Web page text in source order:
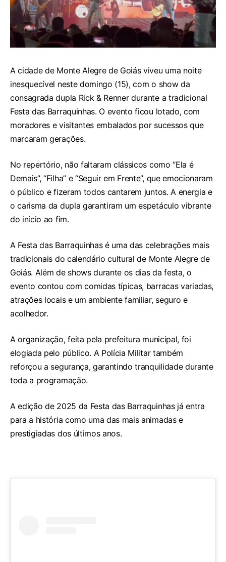
A cidade de Monte Alegre de Goiás viveu uma noite
inesquecível neste domingo (15), com o show da
consagrada dupla Rick & Renner durante a tradicional
Festa das Barraquinhas. O evento ficou lotado, com
moradores e visitantes embalados por sucessos que
marcaram gerações.
No repertório, não faltaram clássicos como “Ela é
Demais”, “Filha” e “Seguir em Frente”, que emocionaram
o público e fizeram todos cantarem juntos. A energia e
o carisma da dupla garantiram um espetáculo vibrante
do início ao fim.
A Festa das Barraquinhas é uma das celebrações mais
tradicionais do calendário cultural de Monte Alegre de
Goiás. Além de shows durante os dias da festa, o
evento contou com comidas típicas, barracas variadas,
atrações locais e um ambiente familiar, seguro e
acolhedor.
A organização, feita pela prefeitura municipal, foi
elogiada pelo público. A Polícia Militar também
reforçou a segurança, garantindo tranquilidade durante
toda a programação.
A edição de 2025 da Festa das Barraquinhas já entra
para a história como uma das mais animadas e
prestigiadas dos últimos anos.